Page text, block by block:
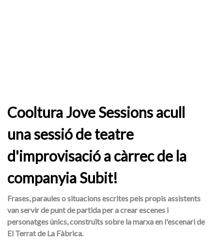
Cooltura Jove Sessions acull
una sessió de teatre
d'improvisació a càrrec de la
companyia Subit!
Frases, paraules o situacions escrites pels propis assistents
van servir de punt de partida per a crear escenes i
personatges únics, construïts sobre la marxa en l'escenari de
El Terrat de La Fàbrica.